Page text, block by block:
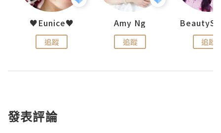
♥Eunice♥
追蹤
Amy Ng
追蹤 追蹤
發表評論